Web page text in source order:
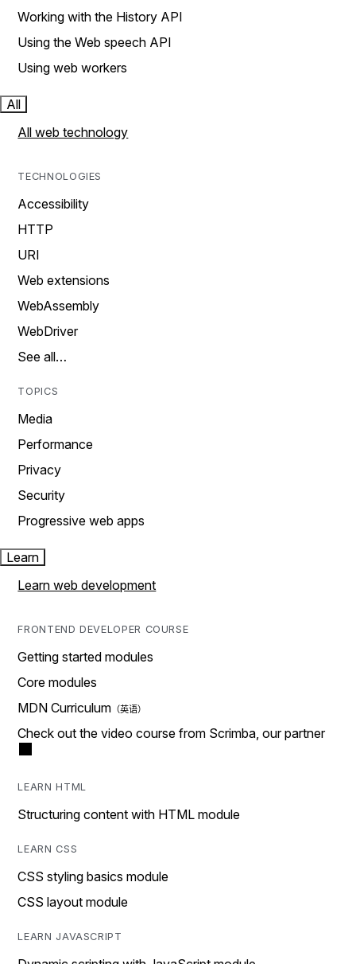
Working with the History API
Using the Web speech API
Using web workers
All
All web technology
TECHNOLOGIES
Accessibility
HTTP
URI
Web extensions
WebAssembly
WebDriver
See all…
TOPICS
Media
Performance
Privacy
Security
Progressive web apps
Learn
Learn web development
FRONTEND DEVELOPER COURSE
Getting started modules
Core modules
MDN Curriculum
Check out the video course from Scrimba, our partner
LEARN HTML
Structuring content with HTML module
LEARN CSS
CSS styling basics module
CSS layout module
LEARN JAVASCRIPT